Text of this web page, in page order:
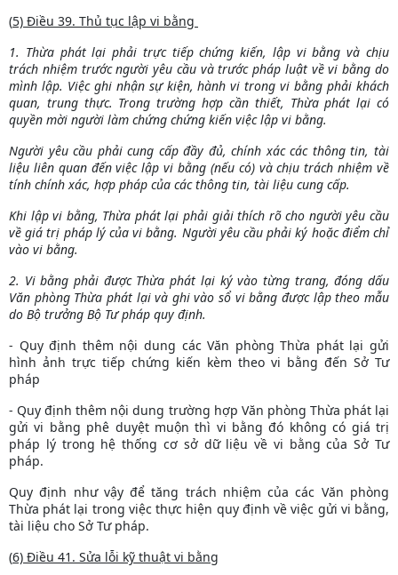
(5) Điều 39. Thủ tục lập vi bằng
1. Thừa phát lại phải trực tiếp chứng kiến, lập vi bằng và chịu
trách nhiệm trước người yêu cầu và trước pháp luật về vi bằng do
mình lập. Việc ghi nhận sự kiện, hành vi trong vi bằng phải khách
quan, trung thực. Trong trường hợp cần thiết, Thừa phát lại có
quyền mời người làm chứng chứng kiến việc lập vi bằng.
Người yêu cầu phải cung cấp đầy đủ, chính xác các thông tin, tài
liệu liên quan đến việc lập vi bằng (nếu có) và chịu trách nhiệm về
tính chính xác, hợp pháp của các thông tin, tài liệu cung cấp.
Khi lập vi bằng, Thừa phát lại phải giải thích rõ cho người yêu cầu
về giá trị pháp lý của vi bằng. Người yêu cầu phải ký hoặc điểm chỉ
vào vi bằng.
2. Vi bằng phải được Thừa phát lại ký vào từng trang, đóng dấu
Văn phòng Thừa phát lại và ghi vào sổ vi bằng được lập theo mẫu
do Bộ trưởng Bộ Tư pháp quy định.
- Quy định thêm nội dung các Văn phòng Thừa phát lại gửi
hình ảnh trực tiếp chứng kiến kèm theo vi bằng đến Sở Tư
pháp
- Quy định thêm nội dung trường hợp Văn phòng Thừa phát lại
gửi vi bằng phê duyệt muộn thì vi bằng đó không có giá trị
pháp lý trong hệ thống cơ sở dữ liệu về vi bằng của Sở Tư
pháp.
Quy định như vậy để tăng trách nhiệm của các Văn phòng
Thừa phát lại trong việc thực hiện quy định về việc gửi vi bằng,
tài liệu cho Sở Tư pháp.
(6) Điều 41. Sửa lỗi kỹ thuật vi bằng